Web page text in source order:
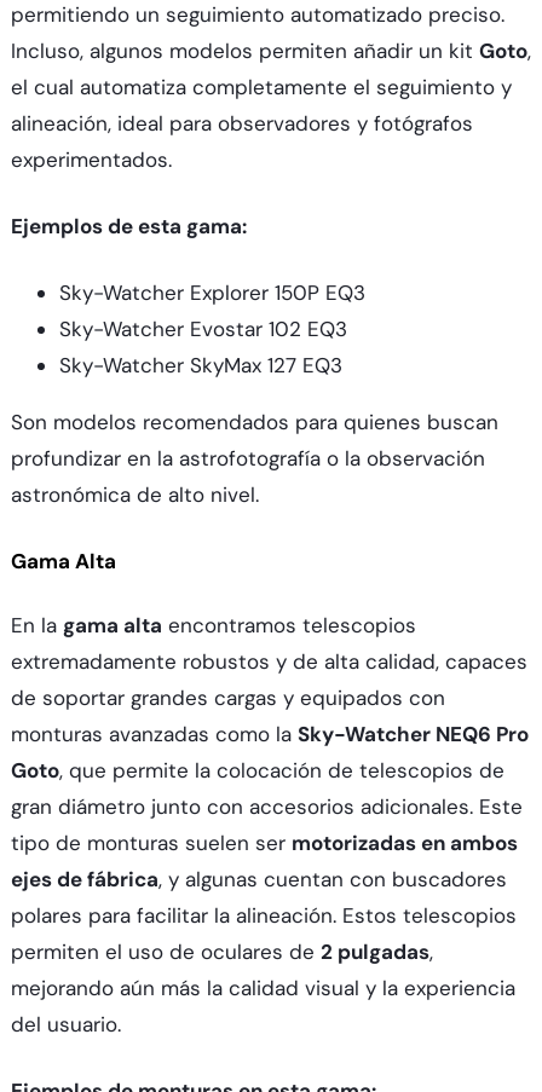
permitiendo un seguimiento automatizado preciso.
Incluso, algunos modelos permiten añadir un kit Goto,
el cual automatiza completamente el seguimiento y
alineación, ideal para observadores y fotógrafos
experimentados.
Ejemplos de esta gama:
Sky-Watcher Explorer 150P EQ3
Sky-Watcher Evostar 102 EQ3
Sky-Watcher SkyMax 127 EQ3
Son modelos recomendados para quienes buscan
profundizar en la astrofotografía o la observación
astronómica de alto nivel.
Gama Alta
En la gama alta encontramos telescopios
extremadamente robustos y de alta calidad, capaces
de soportar grandes cargas y equipados con
monturas avanzadas como la Sky-Watcher NEQ6 Pro
Goto, que permite la colocación de telescopios de
gran diámetro junto con accesorios adicionales. Este
tipo de monturas suelen ser motorizadas en ambos
ejes de fábrica, y algunas cuentan con buscadores
polares para facilitar la alineación. Estos telescopios
permiten el uso de oculares de 2 pulgadas,
mejorando aún más la calidad visual y la experiencia
del usuario.